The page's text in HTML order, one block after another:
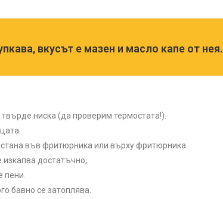
вкусът е мазен и масло капе от нея.
ниска (да проверим термостата!).
във фритюрника или върху фритюрника.
изкапва достатъчно,
пени.
бавно се затоплява.